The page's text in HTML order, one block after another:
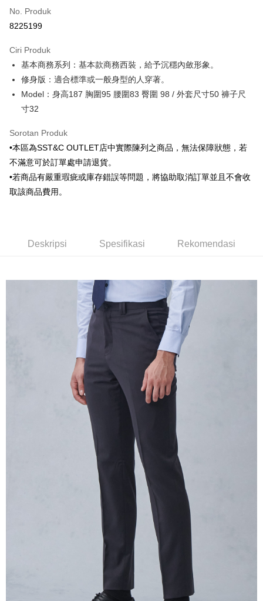
Ansuran Kad Kredit
Taiwan Cooperative Bank
Hua Nan Commercial
Bank
Chang Hwa Commercial
Bank
The Shanghai
Bank Komersial Taipei
Taiwan Business Bank
Taichung Commercial
HSBC Bank (Taiwan)
Limited
Hwatai Bank
Bank Komersial E.SUN
DBS Bank
Bank Antarabangsa
Rakuten Taiwan
6 ansuran pada kadar faedah 0,
ansuran
21 Bank
Taiwan Cooperative Bank
Bank Komersial Pertama
Hua Nan Commercial Bank
Chang Hwa Commercial Bank
The Shanghai Commercial &
Bank Cathay United
Bank
Taiwan Business Bank
HSBC Bank (Taiwan) Limited
Hwatai Bank
Yuanta Commercial Bank
Taiwan
Apple Pay
JKOPAY
Easy Wallet
Google Pay
Plus PAY
Pertama, Mengenai Perkhidmatan AFTEE Beli Sekarang Bayar Kemudian
2. Anda boleh meneruskan pembayaran selepas pengesahan SMS.
3. Tiada bayaran diperlukan apabila pesanan disahkan. Produk akan
dihantar ke alamat yang ditetapkan.
4. Setelah pesanan disahkan, anda akan menerima SMS pembayaran
manakala ahli aplikasi akan menerima pemberitahuan tolak aplikasi
5. Tiada bayaran diperlukan apabila anda menerima produk. Sila buat
pembayaran di empat kedai serbaneka utama, ATM atau perbankan
dalam talian dengan SMS pembayaran atau pemberitahuan tolak aplikasi
Sila ambil perhatian bahawa tempoh pembayaran adalah 14 hari. Walau
bagaimanapun, bagi mereka yang telah memuat turun Aplikasi AFTEE
dan mendaftar sebagai ahli AFTEE boleh menikmati tempoh pembayaran
Tempoh pembayaran dikira dari masa kedai meminta pembayaran anda,
ditambah dengan bilangan hari yang boleh dilanjutkan oleh AFTEE. Anda
boleh melanjutkan tempoh pembayaran anda sebelum anda menerima
pesanan. Walau bagaimanapun, tiada jaminan bahawa anda boleh
menerima pesanan anda semasa tempoh pembayaran (cth.: produk
prapesanan atau produk yang mungkin mengambil masa yang lebih
lama untuk dihantar). Oleh itu, anda dikehendaki membuat pembayaran
kepada AFTEE dalam tempoh sama ada anda menerima pesanan.
Kedua, Sekatan Pembayaran
1. Jumlah yang diperakui untuk pengguna kali pertama boleh sehingga
NT$10,000. Amaun diperakui sebenar yang diluluskan akan berdasarkan
keputusan pensijilan dan semakan oleh AFTEE.
2. Amaun perbelanjaan minimum mestilah lebih besar daripada NT$20.
3. Pada masa ini hanya tersedia untuk ahli Taiwan.
Pilihan Penghantaran
NT$120/pesanan | Penghantaran percuma untuk pesanan
NT$3,000 atau lebih
NT$350/pesanan | Penghantaran percuma untuk pesanan
NT$3,500 atau lebih
No. Produk
8225199
Ciri Produk
基本商務系列：基本款商務西裝，給予沉穩內斂形象。
修身版：適合標準或一般身型的人穿著。
Model：身高187 胸圍95 腰圍83 臀圍 98 / 外套尺寸50 褲子尺
寸32
Sorotan Produk
•本區為SST&C OUTLET店中實際陳列之商品，無法保障狀態，若
不滿意可於訂單處申請退貨。
•若商品有嚴重瑕疵或庫存錯誤等問題，將協助取消訂單並且不會收
取該商品費用。
Deskripsi Spesifikasi Rekomendasi